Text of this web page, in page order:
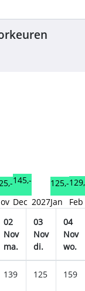
145,-
Dec 2027
125,-
Jan
Feb
02
Nov
ma.
03
Nov
di.
04
Nov
wo.
139 125 159